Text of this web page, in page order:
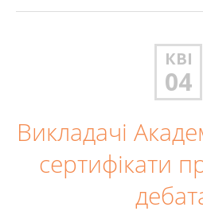
КВІ
04
Викладачі
сертифікати